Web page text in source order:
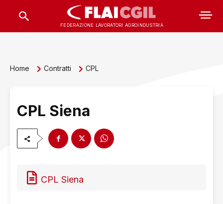
FEDERAZIONE LAVORATORI AGROINDUSTRIA
Home Contratti CPL
CPL Siena
CPL Siena